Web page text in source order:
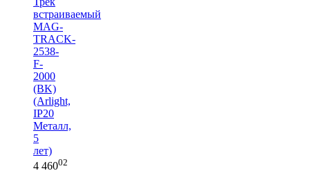
встраиваемый
MAG-
TRACK-
2538-
F-
2000
(BK)
(Arlight,
IP20
Металл,
5
лет)
4 46002